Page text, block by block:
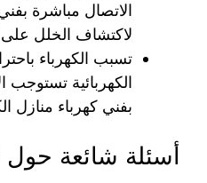
الاتصال مباشرة
لاكتشاف الخلل على
تسبب الكهرباء
الكهربائية تستوجب
بفني كهرباء منازل
أسئلة شائعة حول